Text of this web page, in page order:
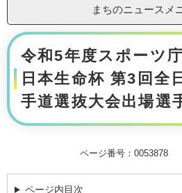
まちのニュースメ
本
文
令和5年度スポーツ
日本生命杯 第3回全
手道選抜大会出場選
ページ番号：0053878
ページ内目次